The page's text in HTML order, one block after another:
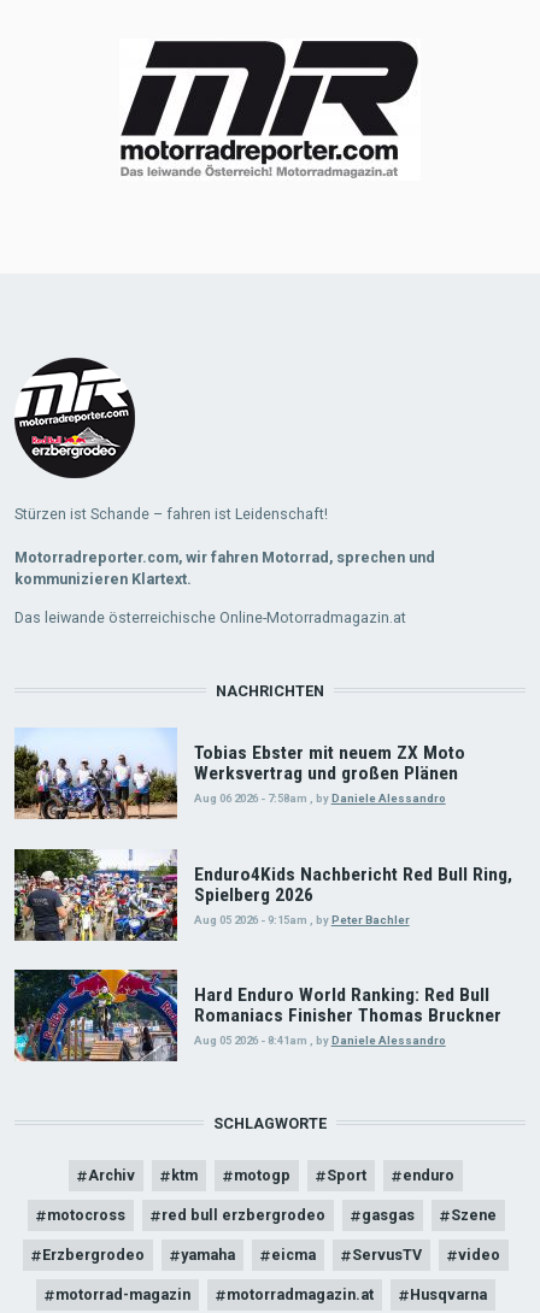
Stürzen ist Schande – fahren ist Leidenschaft!
Motorradreporter.com, wir fahren Motorrad, sprechen und
kommunizieren Klartext.
Das leiwande österreichische Online-Motorradmagazin.at
NACHRICHTEN
Tobias Ebster mit neuem ZX Moto
Werksvertrag und großen Plänen
Aug 06 2026 - 7:58am byDaniele Alessandro
Enduro4Kids Nachbericht Red Bull Ring,
Spielberg 2026
Aug 05 2026 - 9:15am byPeter Bachler
Hard Enduro World Ranking: Red Bull
Romaniacs Finisher Thomas Bruckner
Aug 05 2026 - 8:41am , by Daniele Alessandro
SCHLAGWORTE
Archiv ktm motogp Sport enduro
motocross red bull erzbergrodeo gasgas Szene
Erzbergrodeo yamaha eicma ServusTV video
motorrad-magazin motorradmagazin.at Husqvarna